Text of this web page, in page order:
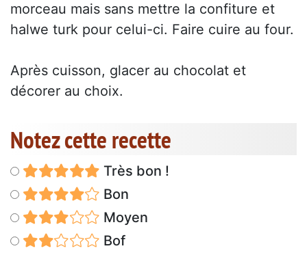
morceau mais sans mettre la confiture et
halwe turk pour celui-ci. Faire cuire au four.
Après cuisson, glacer au chocolat et
décorer au choix.
Notez cette recette
Très bon !
Bon
Moyen
Bof